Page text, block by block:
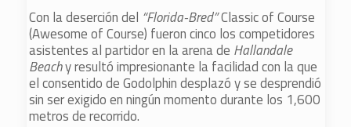
Con la deserción del “Florida-Bred”Classic of Course
(Awesome of Course) fueron cinco los competidores
asistentes al partidor en la arena de Hallandale
Beachy resultó impresionante la facilidad con la que
el consentido de Godolphin desplazó y se desprendió
sin ser exigido en ningún momento durante los 1,600
metros de recorrido.